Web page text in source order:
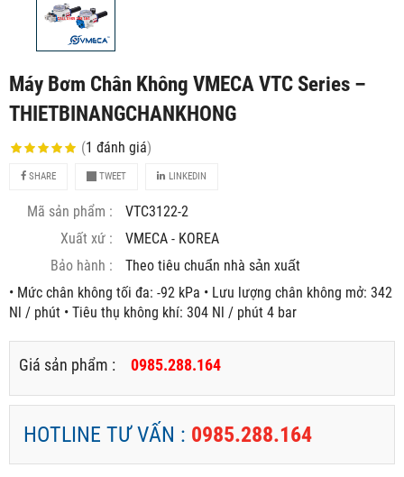
Máy Bơm Chân Không VMECA VTC Series –
THIETBINANGCHANKHONG
(1 đánh giá)
SHARE TWEET LINKEDIN
Mã sản phẩm :
VTC3122-2
Xuất xứ :
VMECA - KOREA
Bảo hành :
Theo tiêu chuẩn nhà sản xuất
• Mức chân không tối đa: -92 kPa • Lưu lượng chân không mở: 342
Nl / phút • Tiêu thụ không khí: 304 Nl / phút 4 bar
Giá sản phẩm : 0985.288.164
HOTLINE TƯ VẤN : 0985.288.164